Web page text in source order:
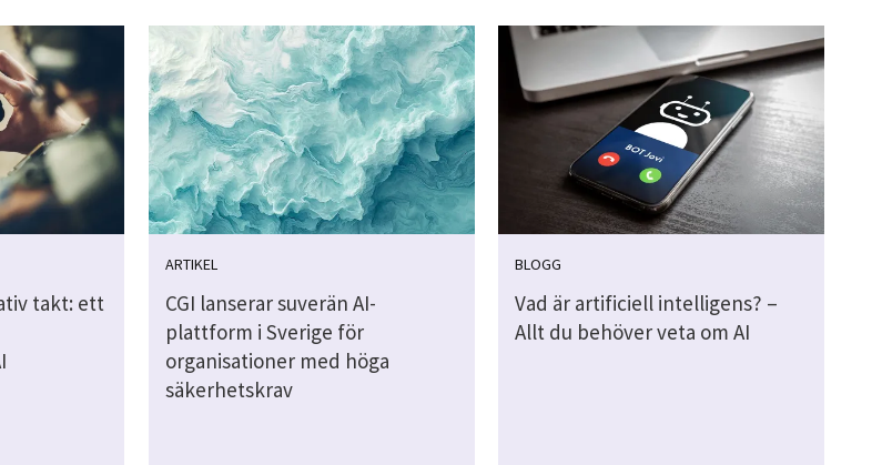
takt: ett
ARTIKEL
CGI lanserar suverän AI-
plattform i Sverige för
organisationer med höga
säkerhetskrav
BLOGG
Vad är artificiell intelligens? –
Allt du behöver veta om AI